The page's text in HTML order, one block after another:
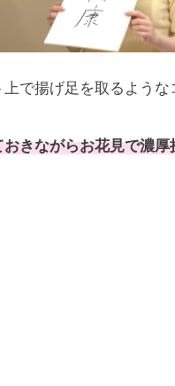
で揚げ足を取るような
きながらお花見で濃厚